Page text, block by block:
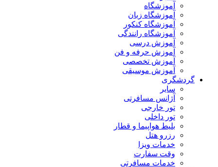
آموزشگاه
آموزشگاه زبان
آموزشگاه کنکور
آموزشگاه رانندگی
آموزش درسی
آموزش حرفه و فن
آموزش تخصصی
آموزش موسیقی
گردشگری
سایر
آژانس مسافرتی
تور خارجی
تور داخلی
بلیط هواپیما و قطار
رزرو هتل
خدمات ویزا
وقت سفارت
خدمات مسافرتی